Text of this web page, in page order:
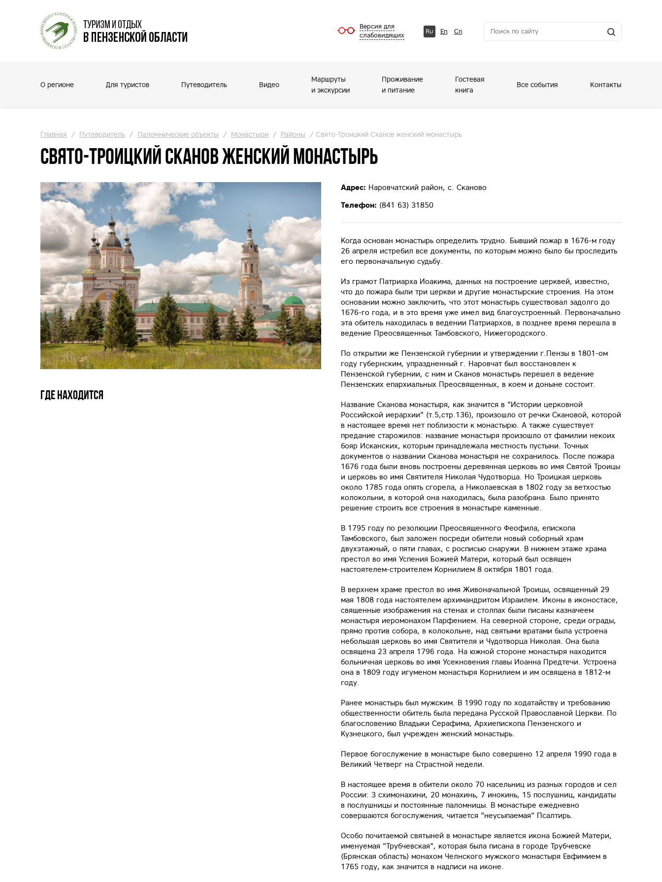
Версия для
слабовидящих
Ru En Cn
О регионе Для туристов Путеводитель Видео
Маршруты
и экскурсии
Проживание
и питание
Гостевая
книга
Все события Контакты
Главная / Путеводитель / Паломнические объекты / Монастыри / Районы / Свято-Троицкий Сканов женский монастырь
Свято-Троицкий Сканов женский монастырь
Где находится
Адрес: Наровчатский район, с. Сканово
Телефон: (841 63) 31850
Когда основан монастырь определить трудно. Бывший пожар в 1676-м году
26 апреля истребил все документы, по которым можно было бы проследить
его первоначальную судьбу.
Из грамот Патриарха Иоакима, данных на построение церквей, известно,
что до пожара были три церкви и другие монастырские строения. На этом
основании можно заключить, что этот монастырь существовал задолго до
1676-го года, и в это время уже имел вид благоустроенный. Первоначально
эта обитель находилась в ведении Патриархов, в позднее время перешла в
ведение Преосвященных Тамбовского, Нижегородского.
По открытии же Пензенской губернии и утверждении г.Пензы в 1801-ом
году губернским, упраздненный г. Наровчат был восстановлен к
Пензенской губернии, с ним и Сканов монастырь перешел в ведение
Пензенских епархиальных Преосвященных, в коем и доныне состоит.
Название Сканова монастыря, как значится в "Истории церковной
Российской иерархии" (т.5,стр.136), произошло от речки Скановой, которой
в настоящее время нет поблизости к монастырю. А также существует
предание старожилов: название монастыря произошло от фамилии некоих
бояр Исканских, которым принадлежала местность пустыни. Точных
документов о названии Сканова монастыря не сохранилось. После пожара
1676 года были вновь построены деревянная церковь во имя Святой Троицы
и церковь во имя Святителя Николая Чудотворца. Но Троицкая церковь
около 1785 года опять сгорела, а Николаевская в 1802 году за ветхостью
колокольни, в которой она находилась, была разобрана. Было принято
решение строить все строения в монастыре каменные.
В 1795 году по резолюции Преосвященного Феофила, епископа
Тамбовского, был заложен посреди обители новый соборный храм
двухэтажный, о пяти главах, с росписью снаружи. В нижнем этаже храма
престол во имя Успения Божией Матери, который был освящен
настоятелем-строителем Корнилием 8 октября 1801 года.
В верхнем храме престол во имя Живоначальной Троицы, освященный 29
мая 1808 года настоятелем архимандритом Израилем. Иконы в иконостасе,
священные изображения на стенах и столпах были писаны казначеем
монастыря иеромонахом Парфением. На северной стороне, среди ограды,
прямо против собора, в колокольне, над святыми вратами была устроена
небольшая церковь во имя Святителя и Чудотворца Николая. Она была
освящена 23 апреля 1796 года. На южной стороне монастыря находится
больничная церковь во имя Усекновения главы Иоанна Предтечи. Устроена
она в 1809 году игуменом монастыря Корнилием и им освящена в 1812-м
году.
Ранее монастырь был мужским. В 1990 году по ходатайству и требованию
общественности обитель была передана Русской Православной Церкви. По
благословению Владыки Серафима, Архиепископа Пензенского и
Кузнецкого, был учрежден женский монастырь.
Первое богослужение в монастыре было совершено 12 апреля 1990 года в
Великий Четверг на Страстной недели.
В настоящее время в обители около 70 насельниц из разных городов и сел
России: 3 схимонахини, 20 монахинь, 7 инокинь, 15 послушниц, кандидаты
в послушницы и постоянные паломницы. В монастыре ежедневно
совершаются богослужения, читается "неусыпаемая" Псалтирь.
Особо почитаемой святыней в монастыре является икона Божией Матери,
именуемая "Трубчевская", которая была писана в городе Трубчевске
(Брянская область) монахом Челнского мужского монастыря Евфимием в
1765 году, как значится в надписи на иконе.